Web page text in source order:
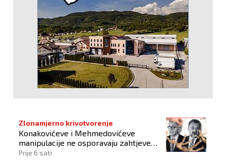
Zlonamjerno krivotvorenje
Konakovićeve i Mehmedovićeve
manipulacije ne osporavaju zahtjeve
Hrvata
Prije 6 sati